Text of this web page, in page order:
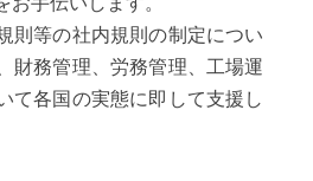
則等の社内規則の制定につい
財務管理、労務管理、工場運
て各国の実態に即して支援し